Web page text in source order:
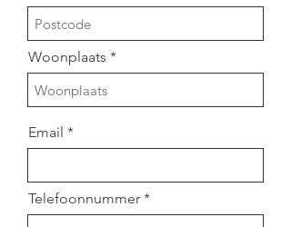
Woonplaats
Email
Telefoonnummer